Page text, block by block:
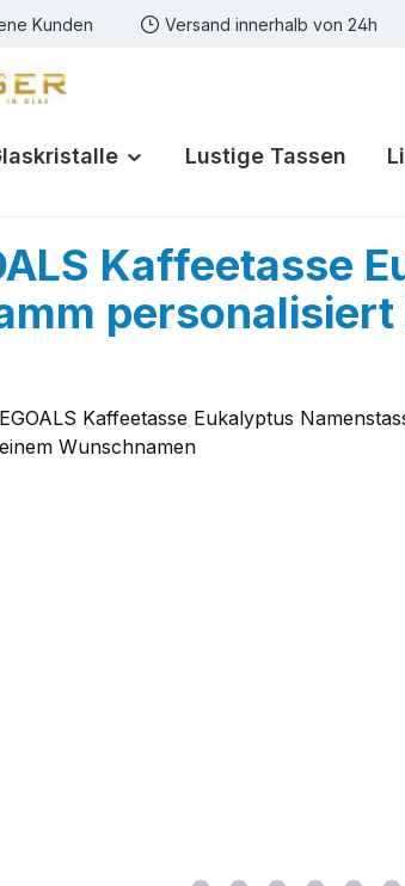
springen
Kunden Versand innerhalb von 24h
Lustige Tassen
Kaffeetasse